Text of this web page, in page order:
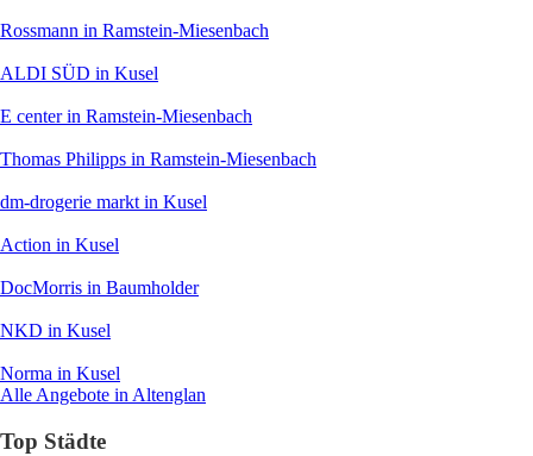
Rossmann in Ramstein-Miesenbach
ALDI SÜD in Kusel
E centerin Ramstein-Miesenbach
Thomas Philipps in Ramstein-Miesenbach
dm-drogerie markt in Kusel
Action in Kusel
DocMorris in Baumholder
NKD in Kusel
Norma in Kusel
Alle Angebote in Altenglan
Top Städte